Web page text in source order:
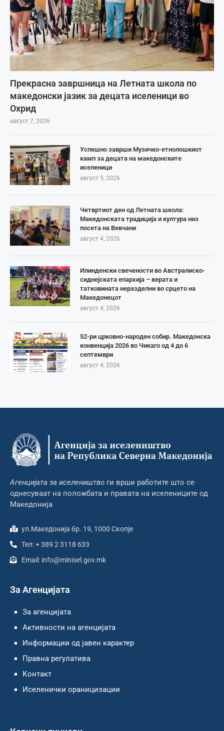
Прекрасна завршница на Летната школа по
македонски јазик за децата иселеници во
Охрид
август 7, 2026
Успешно заврши Музичко-етнолошкиот
камп за децата на македонските
иселеници
август 5, 2026
Четвртиот ден од Летната школа:
Македонската традиција и култура низ
посета на Вевчани
август 4, 2026
Илинденски свечености во Австралиско-
сиднејската епархија – верата и
татковината неразделни во срцето на
Македонецот
август 4, 2026
52-ри црковно-народен собир. Македонска
конвенција 2026 во Чикаго од 4 до 6
септември
август 4, 2026
Агенцијата за иселеништво ги врши работите што се
однесуваат на положбата и правата на иселениците од
Македонија
ул.Македонија бр. 19, 1000 Скопје
Тел: + 389 2 3118 633
Email: info@minisel.gov.mk
За Агенцијата
За агенцијата
Активности на агенцијата
Информации од јавен карактер
Правна регулатива
Контакт
Иселенички ораницизации